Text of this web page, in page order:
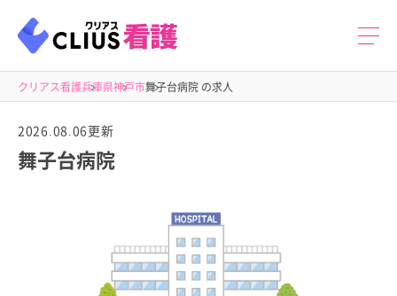
クリアス看護兵庫県神戸市舞子台病院 の求人
2026.08.06更新
舞子台病院